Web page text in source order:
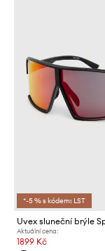
*-5 % s kódem: LST
Uvex sluneční brýle
Aktuální cena:
1899 Kč